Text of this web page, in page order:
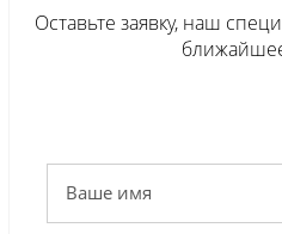
Оставьте заявку, наш